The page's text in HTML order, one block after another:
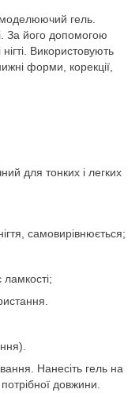
гель.
За його допомогою
Використовують
форми, корекції,
для тонких і легких
самовирівнюється;
ламкості;
Нанесіть гель на
довжини.